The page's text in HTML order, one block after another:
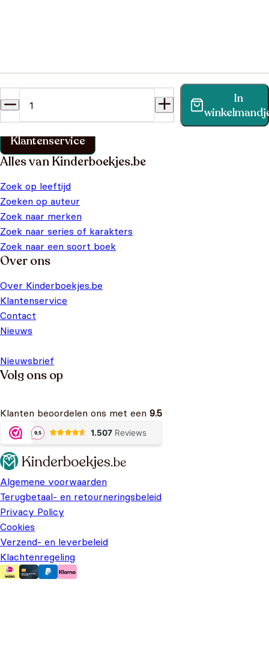
In
Vind binnen no-time antwoord op je vraag op onze
klantenservice pagina.
Klantenservice
Alles van Kinderboekjes.be
Zoek op leeftijd
Zoeken op auteur
Zoek naar merken
Zoek naar series of karakters
Zoek naar een soort boek
Over ons
Over Kinderboekjes.be
Klantenservice
Contact
Nieuws
Nieuwsbrief
Volg ons op
Klanten beoordelen ons met een 9.5
Algemene voorwaarden
Terugbetaal- en retourneringsbeleid
Privacy Policy
Cookies
Verzend- en leverbeleid
Klachtenregeling